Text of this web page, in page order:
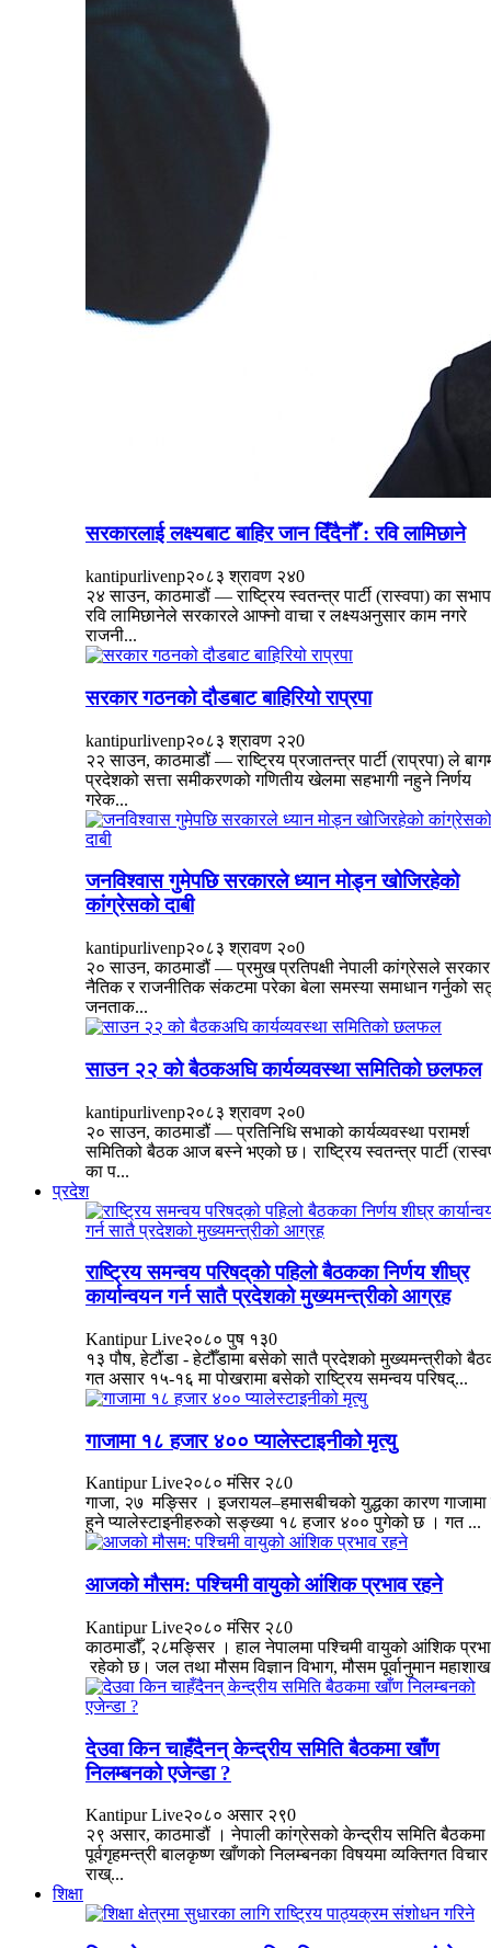
सरकारलाई लक्ष्यबाट बाहिर जान दिँदैनौँ : रवि लामिछाने
kantipurlivenp२०८३ श्रावण २४0
२४ साउन, काठमाडौं — राष्ट्रिय स्वतन्त्र पार्टी (रास्वपा) का
रवि लामिछानेले सरकारले आफ्नो वाचा र लक्ष्यअनुसार काम नगरे
राजनी...
सरकार गठनको दौडबाट बाहिरियो राप्रपा
kantipurlivenp२०८३ श्रावण २२0
२२ साउन, काठमाडौं — राष्ट्रिय प्रजातन्त्र पार्टी (राप्रपा) ले
प्रदेशको सत्ता समीकरणको गणितीय खेलमा सहभागी नहुने निर्णय
गरेक...
जनविश्वास गुमेपछि सरकारले ध्यान मोड्न खोजिरहेको
कांग्रेसको दाबी
kantipurlivenp२०८३ श्रावण २०0
२० साउन, काठमाडौं — प्रमुख प्रतिपक्षी नेपाली कांग्रेसले सरकार
नैतिक र राजनीतिक संकटमा परेका बेला समस्या समाधान गर्नुको
जनताक...
साउन २२ को बैठकअघि कार्यव्यवस्था समितिको छलफल
kantipurlivenp२०८३ श्रावण २०0
२० साउन, काठमाडौं — प्रतिनिधि सभाको कार्यव्यवस्था परामर्श
समितिको बैठक आज बस्ने भएको छ। राष्ट्रिय स्वतन्त्र पार्टी
का प...
प्रदेश
राष्ट्रिय समन्वय परिषद्‌को पहिलो बैठकका निर्णय शीघ्र
कार्यान्वयन गर्न सातै प्रदेशको मुख्यमन्त्रीको आग्रह
Kantipur Live२०८० पुष १३0
१३ पौष, हेटौंडा - हेटौँडामा बसेको सातै प्रदेशको मुख्यमन्त्रीको
गत असार १५-१६ मा पोखरामा बसेको राष्ट्रिय समन्वय परिषद्‌...
गाजामा १८ हजार ४०० प्यालेस्टाइनीको मृत्यु
Kantipur Live२०८० मंसिर २८0
गाजा, २७ मङ्सिर । इजरायल–हमासबीचको युद्धका कारण गाजामा
हुने प्यालेस्टाइनीहरुको सङ्ख्या १८ हजार ४०० पुगेको छ । गत ...
आजको मौसम: पश्चिमी वायुको आंशिक प्रभाव रहने
Kantipur Live२०८० मंसिर २८0
काठमाडौँ, २८मङ्सिर । हाल नेपालमा पश्चिमी वायुको आंशिक
रहेको छ। जल तथा मौसम विज्ञान विभाग, मौसम पूर्वानुमान
देउवा किन चाहँदैनन् केन्द्रीय समिति बैठकमा खाँण
निलम्बनको एजेन्डा ?
Kantipur Live२०८० असार २९0
२९ असार, काठमाडौं । नेपाली कांग्रेसको केन्द्रीय समिति बैठकमा
पूर्वगृहमन्त्री बालकृष्ण खाँणको निलम्बनका विषयमा व्यक्तिगत विचार
राख्...
शिक्षा